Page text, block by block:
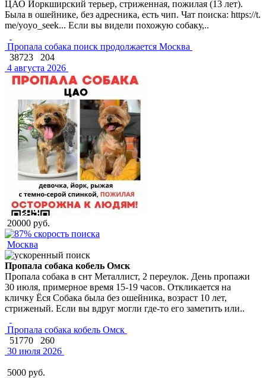
ЦАО Йоркширский терьер, стриженная, пожилая (13 лет).
Была в ошейнике, без адресника, есть чип. Чат поиска: https://t.
me/yoyo_seek... Если вы видели похожую собаку,..
Пропала собака поиск продолжается Москва
38723
204
4 августа 2026
20000 руб.
Москва
Пропала собака кобель Омск
Пропала собака в снт Металлист, 2 переулок. День пропажи
30 июля, примерное время 15-19 часов. Откликается на
кличку Ёся Собака была без ошейника, возраст 10 лет,
стриженый. Если вы вдруг могли где-то его заметить или..
Пропала собака кобель Омск
51770
260
30 июля 2026
5000 руб.